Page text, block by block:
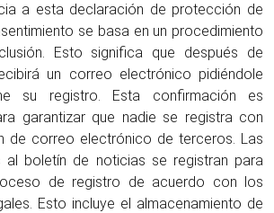
a esta declaración de protección de
se basa en un procedimiento
Esto significa que después de
un correo electrónico pidiéndole
su registro. Esta confirmación es
garantizar que nadie se registra con
de correo electrónico de terceros. Las
al boletín de noticias se registran para
de registro de acuerdo con los
Esto incluye el almacenamiento de